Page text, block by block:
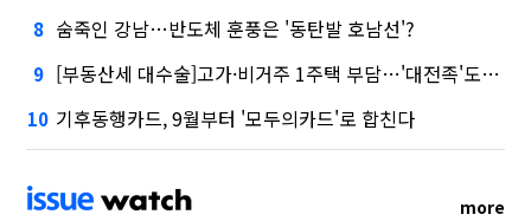
8 숨죽인 강남…반도체 훈풍은 '동탄발 호남선'?
9 [부동산세 대수술]고가·비거주 1주택 부담…'대전족'도 불똥
10 기후동행카드, 9월부터 '모두의카드'로 합친다
more